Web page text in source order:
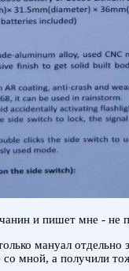
и пишет мне - не
мануал отдельно
со мной, а получили